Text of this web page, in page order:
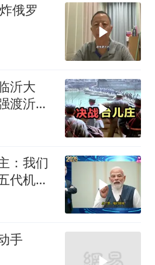
俄罗
沂大
渡沂
：我们
代机还
着队求
手